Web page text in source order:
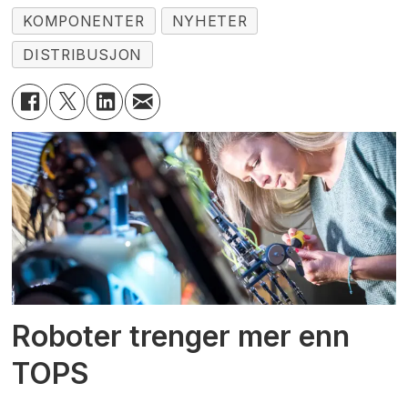
KOMPONENTER
NYHETER
DISTRIBUSJON
Roboter trenger mer enn
TOPS